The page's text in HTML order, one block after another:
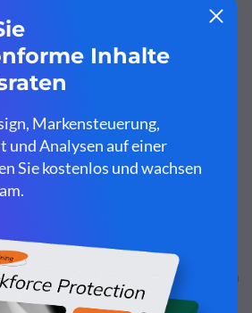
Ihrer Aufnahme anzeigen,
„Wiedergabe“ klicken,
speichern. Wenn Sie mit
sind, klicken Sie auf In Bibliothek
in das MP3-Format
können es dann umbenennen,
doppelklicken, oder es von
Sie auf das Zahnrad klicken und